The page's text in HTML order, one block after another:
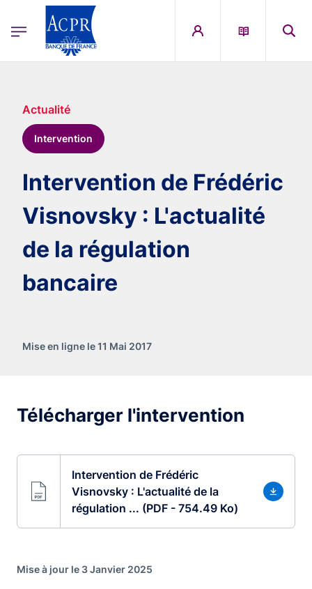
ACPR Menu Principal (French)
Actualité
Intervention
Intervention de Frédéric
Visnovsky : L'actualité
de la régulation
bancaire
Mise en ligne le 11 Mai 2017
Télécharger l'intervention
Intervention de Frédéric
Visnovsky : L'actualité de la
régulation ... (PDF - 754.49 Ko)
Mise à jour le 3 Janvier 2025